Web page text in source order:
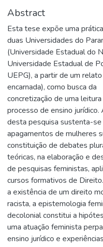
Abstract
Esta tese expõe uma
duas Universidades do
(Universidade Estadual do
Universidade Estadual de
UEPG), a partir de um
encarnada), como busca da
concretização de uma
processo de ensino jurídico.
desta pesquisa sustenta-
apagamentos de mulheres
constituição de debates
teóricas, na elaboração e
de pesquisas feministas,
cursos formativos de
a existência de um direito
racista, a epistemologia
decolonial constitui a
uma atuação feminista
ensino jurídico e